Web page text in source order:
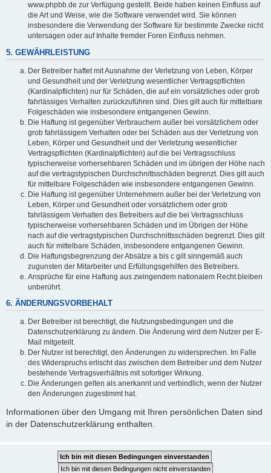
www.phpbb.de zur Verfügung gestellt. Beide haben keinen Einfluss auf
die Art und Weise, wie die Software verwendet wird. Sie können
insbesondere die Verwendung der Software für bestimmte Zwecke nicht
untersagen oder auf Inhalte fremder Foren Einfluss nehmen.
5. GEWÄHRLEISTUNG
Der Betreiber haftet mit Ausnahme der Verletzung von Leben, Körper
und Gesundheit und der Verletzung wesentlicher Vertragspflichten
(Kardinalpflichten) nur für Schäden, die auf ein vorsätzliches oder grob
fahrlässiges Verhalten zurückzuführen sind. Dies gilt auch für mittelbare
Folgeschäden wie insbesondere entgangenen Gewinn.
Die Haftung ist gegenüber Verbrauchern außer bei vorsätzlichem oder
grob fahrlässigem Verhalten oder bei Schäden aus der Verletzung von
Leben, Körper und Gesundheit und der Verletzung wesentlicher
Vertragspflichten (Kardinalpflichten) auf die bei Vertragsschluss
typischerweise vorhersehbaren Schäden und im übrigen der Höhe nach
auf die vertragstypischen Durchschnittsschäden begrenzt. Dies gilt auch
für mittelbare Folgeschäden wie insbesondere entgangenen Gewinn.
Die Haftung ist gegenüber Unternehmern außer bei der Verletzung von
Leben, Körper und Gesundheit oder vorsätzlichem oder grob
fahrlässigem Verhalten des Betreibers auf die bei Vertragsschluss
typischerweise vorhersehbaren Schäden und im Übrigen der Höhe
nach auf die vertragstypischen Durchschnittsschäden begrenzt. Dies gilt
auch für mittelbare Schäden, insbesondere entgangenen Gewinn.
Die Haftungsbegrenzung der Absätze a bis c gilt sinngemäß auch
zugunsten der Mitarbeiter und Erfüllungsgehilfen des Betreibers.
Ansprüche für eine Haftung aus zwingendem nationalem Recht bleiben
unberührt.
6. ÄNDERUNGSVORBEHALT
Der Betreiber ist berechtigt, die Nutzungsbedingungen und die
Datenschutzerklärung zu ändern. Die Änderung wird dem Nutzer per E-
Mail mitgeteilt.
Der Nutzer ist berechtigt, den Änderungen zu widersprechen. Im Falle
des Widerspruchs erlischt das zwischen dem Betreiber und dem Nutzer
bestehende Vertragsverhältnis mit sofortiger Wirkung.
Die Änderungen gelten als anerkannt und verbindlich, wenn der Nutzer
den Änderungen zugestimmt hat.
Informationen über den Umgang mit Ihren persönlichen Daten sind
in der Datenschutzerklärung enthalten.